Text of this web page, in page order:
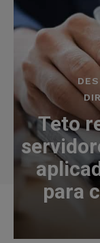
Teto
para